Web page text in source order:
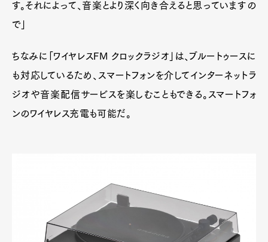
す。それによって、音楽とより深く向き合えると思っていますの
で」
ちなみに「ワイヤレスFM クロックラジオ」は、ブルートゥースに
も対応しているため、スマートフォンを介してインターネットラ
ジオや音楽配信サービスを楽しむこともできる。スマートフォ
ンのワイヤレス充電も可能だ。